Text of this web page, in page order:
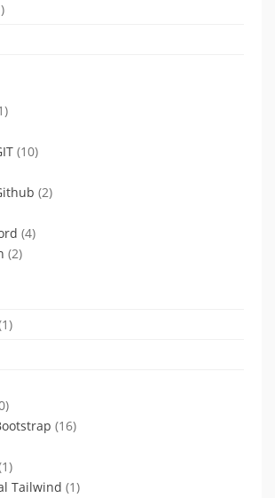
(10)
(2)
(4)
(2)
(16)
Tailwind (1)